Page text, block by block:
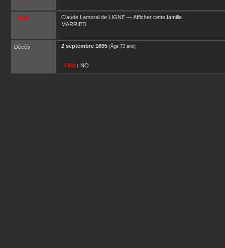
_UST Claude Lamoral de LIGNE —Afficher cette famille
MARRIED
Décès 2 septembre 1695 (Âge 73 ans)
_FNA : NO